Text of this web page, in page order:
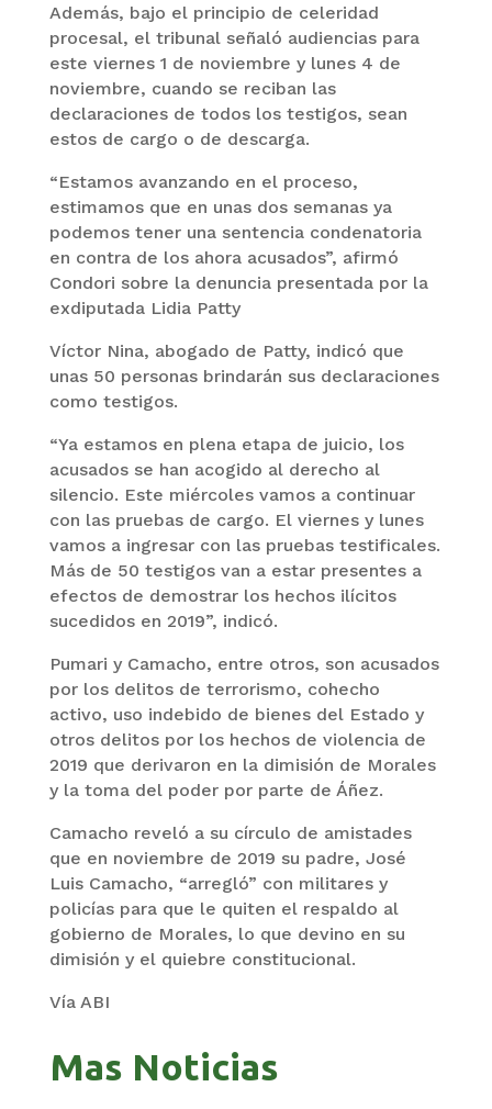
Además, bajo el principio de celeridad
procesal, el tribunal señaló audiencias para
este viernes 1 de noviembre y lunes 4 de
noviembre, cuando se reciban las
declaraciones de todos los testigos, sean
estos de cargo o de descarga.
“Estamos avanzando en el proceso,
estimamos que en unas dos semanas ya
podemos tener una sentencia condenatoria
en contra de los ahora acusados”, afirmó
Condori sobre la denuncia presentada por la
exdiputada Lidia Patty
Víctor Nina, abogado de Patty, indicó que
unas 50 personas brindarán sus declaraciones
como testigos.
“Ya estamos en plena etapa de juicio, los
acusados se han acogido al derecho al
silencio. Este miércoles vamos a continuar
con las pruebas de cargo. El viernes y lunes
vamos a ingresar con las pruebas testificales.
Más de 50 testigos van a estar presentes a
efectos de demostrar los hechos ilícitos
sucedidos en 2019”, indicó.
Pumari y Camacho, entre otros, son acusados
por los delitos de terrorismo, cohecho
activo, uso indebido de bienes del Estado y
otros delitos por los hechos de violencia de
2019 que derivaron en la dimisión de Morales
y la toma del poder por parte de Áñez.
Camacho reveló a su círculo de amistades
que en noviembre de 2019 su padre, José
Luis Camacho, “arregló” con militares y
policías para que le quiten el respaldo al
gobierno de Morales, lo que devino en su
dimisión y el quiebre constitucional.
Vía ABI
Mas Noticias